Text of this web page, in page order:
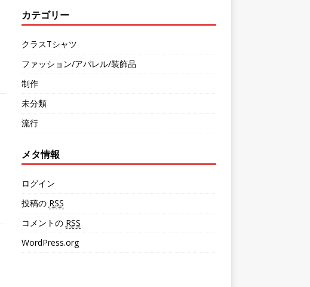
カテゴリー
クラスTシャツ
ファッション/アパレル/装飾品
制作
未分類
流行
メタ情報
ログイン
投稿の RSS
コメントの RSS
WordPress.org